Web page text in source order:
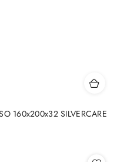
160x200x32 SILVERCARE